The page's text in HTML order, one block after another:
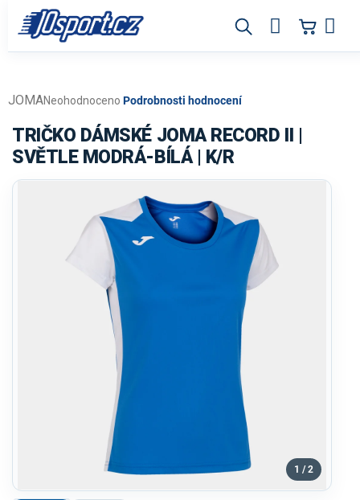
obsah
Průměrné
produktu
je
0,0
Neohodnoceno Podrobnosti hodnocení
JOMA
TRIČKO DÁMSKÉ JOMA RECORD II |
SVĚTLE MODRÁ-BÍLÁ | K/R
1 / 2